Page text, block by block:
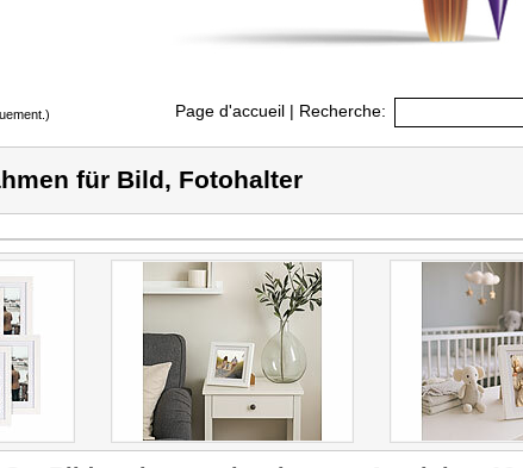
Page d'accueil | Recherche:
für Bild, Fotohalter